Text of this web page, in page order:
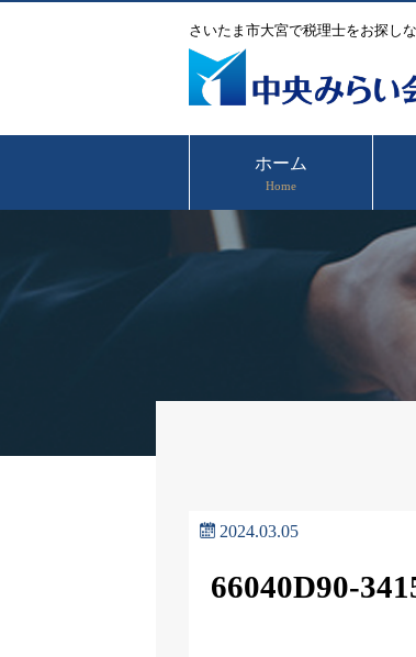
さいたま市大宮で税理士をお探し
ホーム
Home
2024.03.05
66040D90-